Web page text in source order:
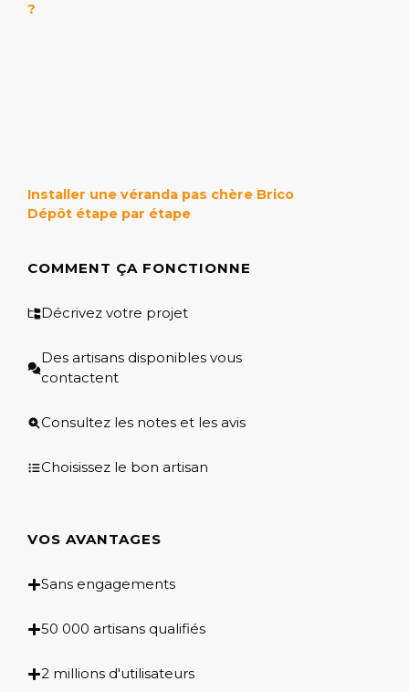
?
Installer une véranda pas chère Brico
Dépôt étape par étape
COMMENT ÇA FONCTIONNE
Décrivez votre projet
Des artisans disponibles vous
contactent
Consultez les notes et les avis
Choisissez le bon artisan
VOS AVANTAGES
Sans engagements
50 000 artisans qualifiés
2 millions d'utilisateurs